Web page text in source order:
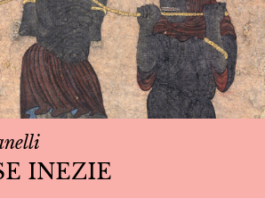
INEZIE